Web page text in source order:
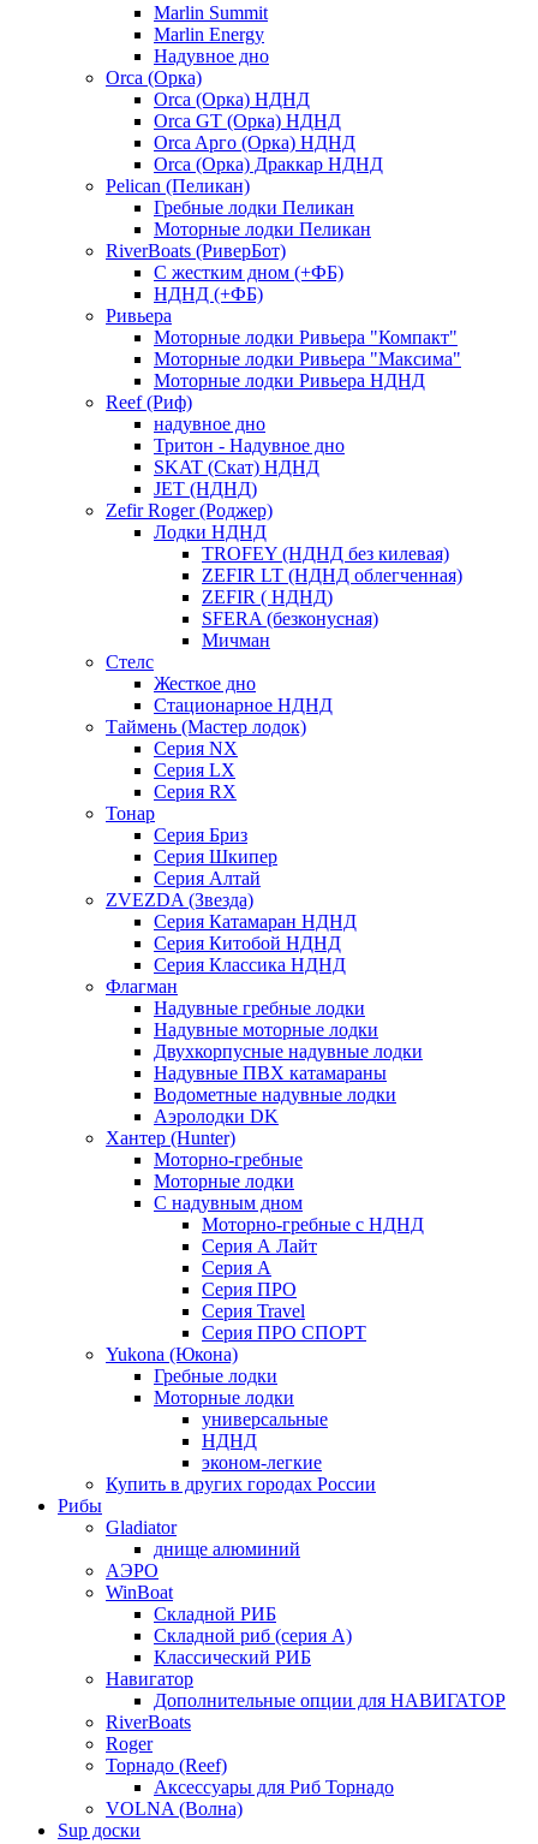
Marlin Summit
Marlin Energy
Надувное дно
Orca (Орка)
Orca (Орка) НДНД
Orca GT (Орка) НДНД
Orca Aрго (Орка) НДНД
Orca (Орка) Драккар НДНД
Pelican (Пеликан)
Гребные лодки Пеликан
Моторные лодки Пеликан
RiverBoats (РиверБот)
С жестким дном (+ФБ)
НДНД (+ФБ)
Ривьера
Моторные лодки Ривьера "Компакт"
Моторные лодки Ривьера "Максима"
Моторные лодки Ривьера НДНД
Reef (Риф)
надувное дно
Тритон - Надувное дно
SKAT (Скат) НДНД
JET (НДНД)
Zefir Roger (Роджер)
Лодки НДНД
TROFEY (НДНД без килевая)
ZEFIR LT (НДНД облегченная)
ZEFIR ( НДНД)
SFERA (безконусная)
Мичман
Стелс
Жесткое дно
Стационарное НДНД
Таймень (Мастер лодок)
Серия NX
Серия LX
Серия RX
Тонар
Серия Бриз
Серия Шкипер
Серия Алтай
ZVEZDA (Звезда)
Серия Катамаран НДНД
Серия Китобой НДНД
Серия Классика НДНД
Флагман
Надувные гребные лодки
Надувные моторные лодки
Двухкорпусные надувные лодки
Надувные ПВХ катамараны
Водометные надувные лодки
Аэролодки DK
Хантер (Hunter)
Моторно-гребные
Моторные лодки
С надувным дном
Моторно-гребные с НДНД
Серия А Лайт
Серия А
Серия ПРО
Серия Travel
Серия ПРО СПОРТ
Yukona (Юкона)
Гребные лодки
Моторные лодки
универсальные
НДНД
эконом-легкие
Купить в других городах России
Рибы
Gladiator
днище алюминий
АЭРО
WinBoat
Складной РИБ
Складной риб (серия А)
Классический РИБ
Навигатор
Дополнительные опции для НАВИГАТОР
RiverBoats
Roger
Торнадо (Reef)
Аксессуары для Риб Торнадо
VOLNA (Волна)
Sup доски